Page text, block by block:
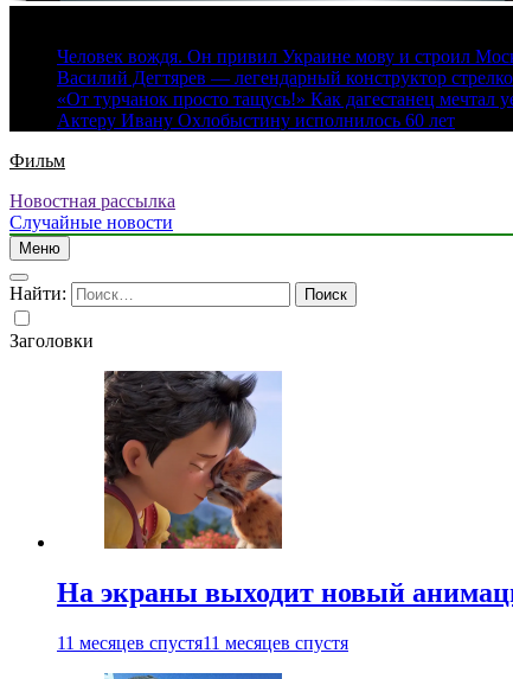
Человек вождя. Он привил Украине мову и строил
Василий Дегтярев — легендарный конструктор
«От турчанок просто тащусь!» Как дагестанец мечтал
Актеру Ивану Охлобыстину исполнилось 60 лет
Фильм
Новостная рассылка
Случайные новости
Меню
Найти:
Заголовки
На экраны выходит новый
11 месяцев спустя11 месяцев спустя